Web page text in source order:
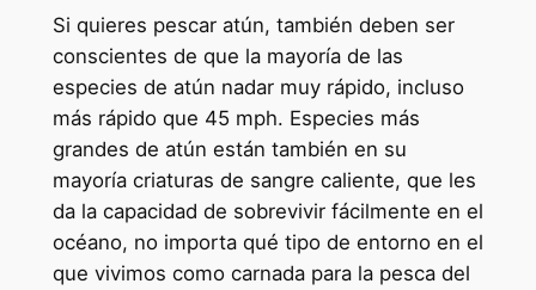
Si quieres pescar atún, también deben ser
conscientes de que la mayoría de las
especies de atún nadar muy rápido, incluso
más rápido que 45 mph. Especies más
grandes de atún están también en su
mayoría criaturas de sangre caliente, que les
da la capacidad de sobrevivir fácilmente en el
océano, no importa qué tipo de entorno en el
que vivimos como carnada para la pesca del